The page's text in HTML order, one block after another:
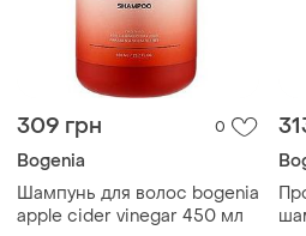
309 грн 0
Bogenia
Шампунь для волос bogenia
apple cider vinegar 450 мл